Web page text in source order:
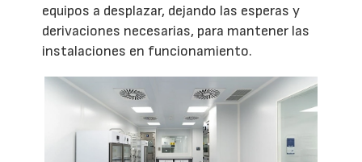
equipos a desplazar, dejando las esperas y
derivaciones necesarias, para mantener las
instalaciones en funcionamiento.